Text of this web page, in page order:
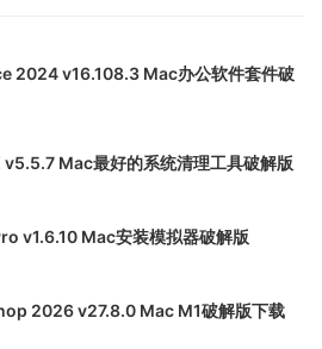
2024 v16.108.3 Mac办公软件套件破
Mac最好的系统清理工具破解版
v1.6.10 Mac安装模拟器破解版
2026 v27.8.0 Mac M1破解版下载